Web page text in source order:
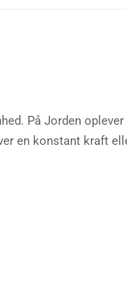
På Jorden oplever
en konstant kraft